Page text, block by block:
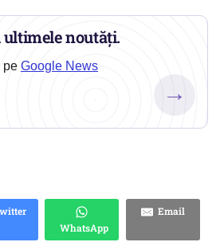
noutăți.
pe Google News
→
WhatsApp
Email